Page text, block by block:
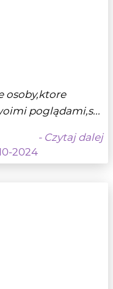
osoby,ktore
poglądami,s...
- Czytaj dalej
2024